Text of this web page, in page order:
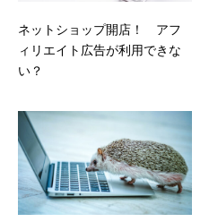
ネットショップ開店！ アフ
ィリエイト広告が利用できな
い？